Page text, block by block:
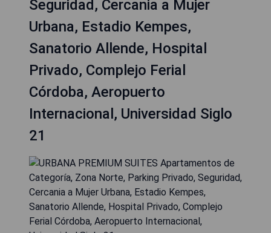
Seguridad, Cercania a Mujer
Urbana, Estadio Kempes,
Sanatorio Allende, Hospital
Privado, Complejo Ferial
Córdoba, Aeropuerto
Internacional, Universidad Siglo
21